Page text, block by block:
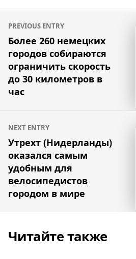
Навигация
по
записям
PREVIOUS ENTRY
Более 260 немецких
городов собираются
ограничить скорость
до 30 километров в
час
NEXT ENTRY
Утрехт (Нидерланды)
оказался самым
удобным для
велосипедистов
городом в мире
Читайте также